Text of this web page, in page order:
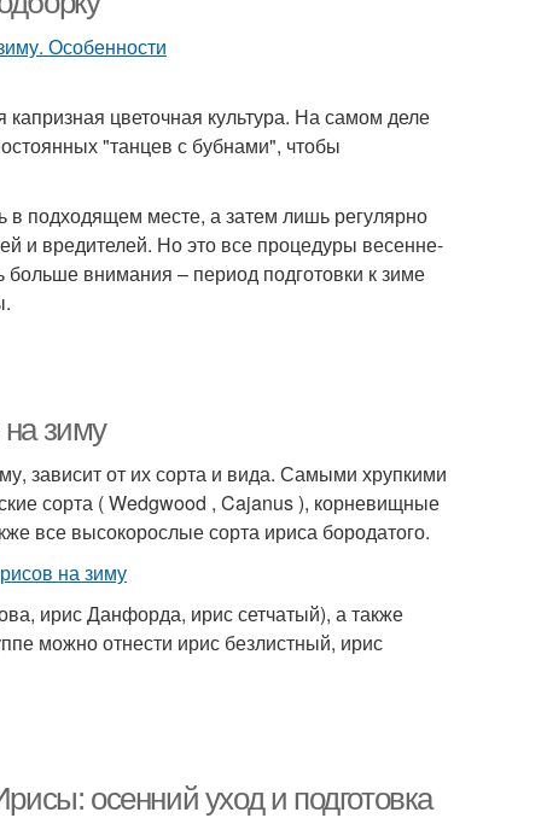
цветочная культура. На самом деле
"танцев с бубнами", чтобы
в подходящем месте, а затем лишь регулярно
и вредителей. Но это все процедуры весенне-
больше внимания – период подготовки к зиме
зиму
зависит от их сорта и вида. Самыми хрупкими
сорта ( Wedgwood , Cajanus ), корневищные
все высокорослые сорта ириса бородатого.
ирис Данфорда, ирис сетчатый), а также
можно отнести ирис безлистный, ирис
осенний уход и подготовка